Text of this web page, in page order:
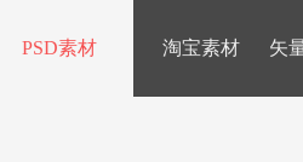
PSD素材 淘宝素材 矢